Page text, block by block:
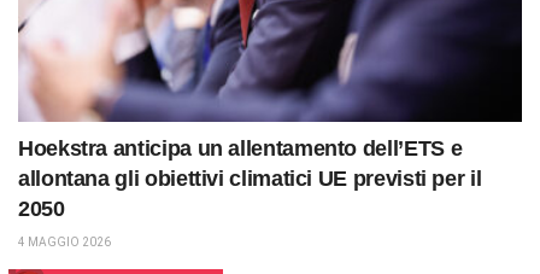
Hoekstra anticipa un allentamento dell’ETS e
allontana gli obiettivi climatici UE previsti per il
2050
4 MAGGIO 2026